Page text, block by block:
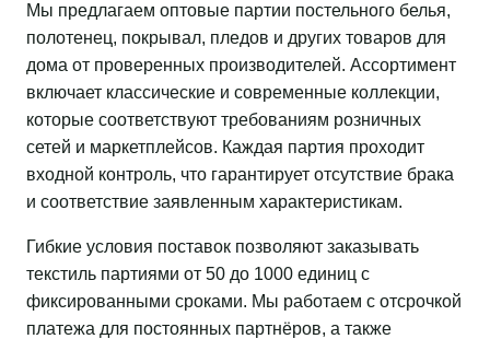
Мы предлагаем оптовые партии постельного белья,
полотенец, покрывал, пледов и других товаров для
дома от проверенных производителей. Ассортимент
включает классические и современные коллекции,
которые соответствуют требованиям розничных
сетей и маркетплейсов. Каждая партия проходит
входной контроль, что гарантирует отсутствие брака
и соответствие заявленным характеристикам.
Гибкие условия поставок позволяют заказывать
текстиль партиями от 50 до 1000 единиц с
фиксированными сроками. Мы работаем с отсрочкой
платежа для постоянных партнёров, а также